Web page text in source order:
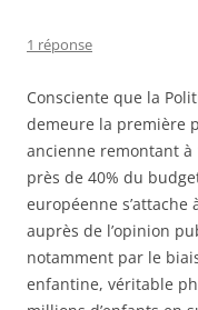
1 réponse
Consciente que la
demeure la première
ancienne remontant à
près de 40% du
européenne
auprès de l’opinion
notamment par le
enfantine, véritable